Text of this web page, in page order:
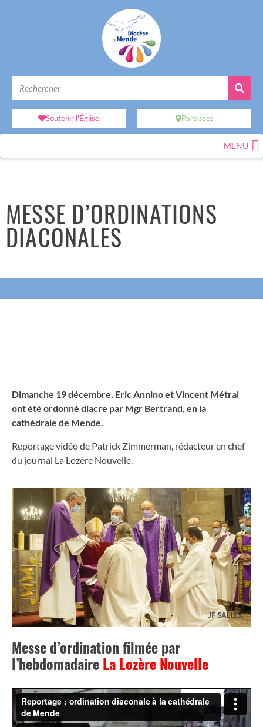
Soutenir l'Église Paroisses
MENU
MESSE D’ORDINATIONS
DIACONALES
Dimanche 19 décembre, Eric Annino et Vincent Métral
ont été ordonné diacre par Mgr Bertrand, en la
cathédrale de Mende.
Reportage vidéo de Patrick Zimmerman, rédacteur en chef
du journal La Lozère Nouvelle.
Messe d’ordination filmée par
l’hebdomadaireLa Lozère Nouvelle